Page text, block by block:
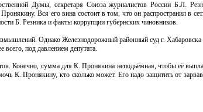
Думы, секретаря Союза журналистов России Б.Л.
Вся его вина состоит в том, что он распространил в
Б. Резника и факты коррупции губернских чиновников.
Однако Железнодорожный районный суд г.
всего, под давлением депутата.
Конечно, сумма для К. Пронякина неподьёмная, чтобы её
К. Пронякину, кто сколько может. Его надо защитить от